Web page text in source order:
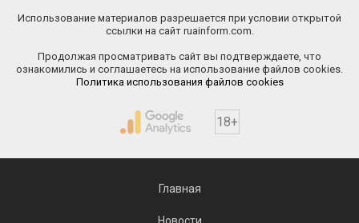
Использование материалов разрешается при условии открытой
ссылки на сайт ruainform.com.
Продолжая просматривать сайт вы подтверждаете, что
ознакомились и соглашаетесь на использование файлов cookies.
Политика использования файлов cookies
18+
Главная